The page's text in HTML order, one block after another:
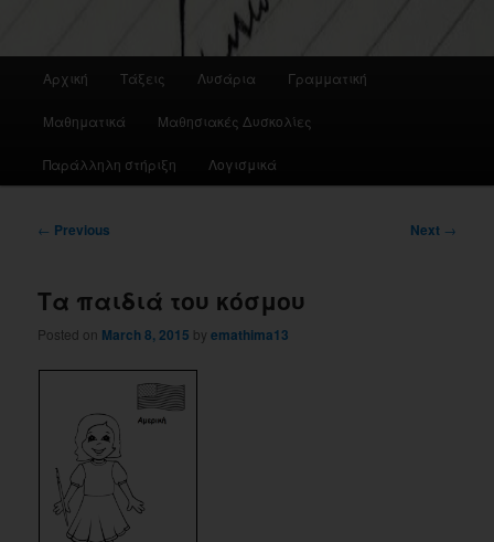
Αρχική Τάξεις Λυσάρια Γραμματική
Μαθηματικά Μαθησιακές Δυσκολίες
Παράλληλη στήριξη Λογισμικά
Post
← Previous Next →
Τα παιδιά του κόσμου
Posted on March 8, 2015 byemathima13